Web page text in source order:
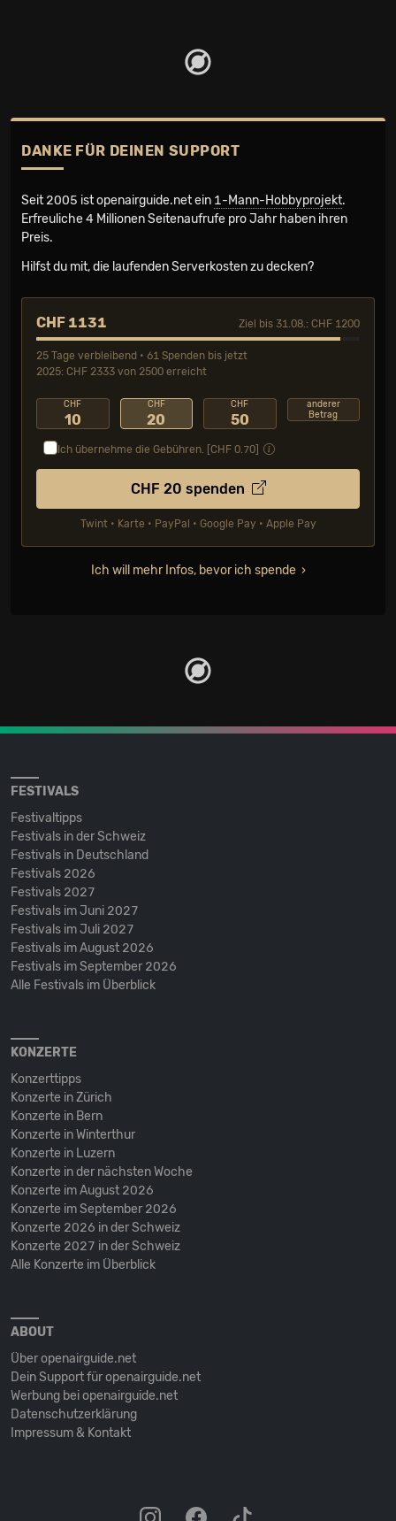
DANKE FÜR DEINEN SUPPORT
Seit 2005 ist openairguide.net ein 1-Mann-Hobbyprojekt.
Erfreuliche 4 Millionen Seiten­aufrufe pro Jahr haben ihren
Preis.
Hilfst du mit, die laufenden Serverkosten zu decken?
CHF 1131 Ziel bis 31.08.: CHF 1200
25 Tage verbleibend • 61 Spenden bis jetzt
2025: CHF 2333 von 2500 erreicht
CHF
10
CHF
20
CHF
50
anderer
Betrag
Ich übernehme die Gebühren. [CHF 0.70]
CHF 20 spenden
Twint • Karte • PayPal • Google Pay • Apple Pay
Ich will mehr Infos, bevor ich spende
FESTIVALS
Festivaltipps
Festivals in der Schweiz
Festivals in Deutschland
Festivals 2026
Festivals 2027
Festivals im Juni 2027
Festivals im Juli 2027
Festivals im August 2026
Festivals im September 2026
Alle Festivals im Überblick
KONZERTE
Konzerttipps
Konzerte in Zürich
Konzerte in Bern
Konzerte in Winterthur
Konzerte in Luzern
Konzerte in der nächsten Woche
Konzerte im August 2026
Konzerte im September 2026
Konzerte 2026 in der Schweiz
Konzerte 2027 in der Schweiz
Alle Konzerte im Überblick
ABOUT
Über openairguide.net
Dein Support für openairguide.net
Werbung bei openairguide.net
Datenschutz­erklärung
Impressum & Kontakt